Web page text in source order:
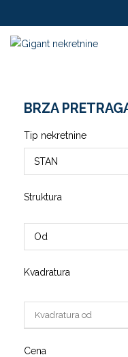
BRZA
Tip nekretnine
Struktura
Kvadratura
Cena